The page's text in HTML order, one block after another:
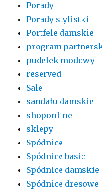
Porady
Porady stylistki
Portfele damskie
program
pudelek modowy
reserved
Sale
sandału damskie
shoponline
sklepy
Spódnice
Spódnice basic
Spódnice damskie
Spódnice dresowe